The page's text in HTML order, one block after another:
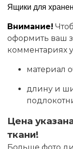
Ящики для
Внимание!
оформить ваш
комментариях
материал
длину и
Цена
ткани!
Больше фото